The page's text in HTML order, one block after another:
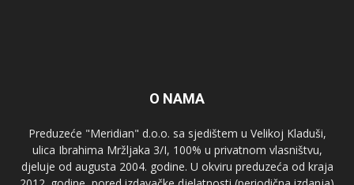
O NAMA
Preduzeće "Meridian" d.o.o. sa sjedištem u Velikoj Kladuši,
ulica Ibrahima Mržljaka 3/I, 100% u privatnom vlasništvu,
djeluje od augusta 2004. godine. U okviru preduzeća od kraja